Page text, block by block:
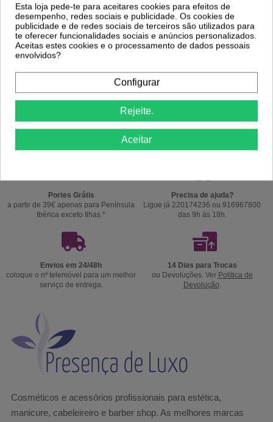
Portes Grátis
a partir de 39€ apenas para Península
Ibérica exceto Ilhas *
Precisa de ajuda?
Ligue já 220174236 ou 916967800
das 9h às 18h.
Envios em 24/48h
coloque o nº telemóvel para um melhor
serviço de entrega.
14 Dias para Trocas
ou Devoluções. Ver Politica de
Devolução
Cosméticos e acessórios profissionais para estética,
manicure, cabeleireiro e barber shop. As melhores marcas
Esta loja pede-te para aceitares cookies para efeitos de
desempenho, redes sociais e publicidade. Os cookies de
publicidade e de redes sociais de terceiros são utilizados para
te oferecer funcionalidades sociais e anúncios personalizados.
Aceitas estes cookies e o processamento de dados pessoais
envolvidos?
Configurar
Rejeite.
Aceitar